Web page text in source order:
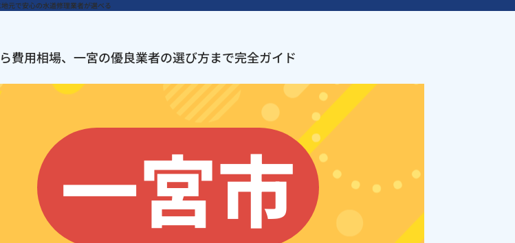
費用相場、一宮の優良業者の選び方まで完全ガイド
一宮市